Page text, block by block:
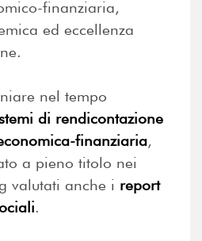
finanziaria,
ed eccellenza
nel tempo
di rendicontazione
finanziaria,
a pieno titolo nei
valutati anche i report
.